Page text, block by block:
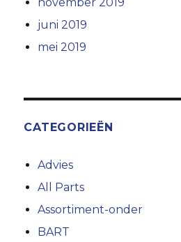
juni 2019
mei 2019
CATEGORIEËN
Advies
All Parts
Assortiment-onder
BART